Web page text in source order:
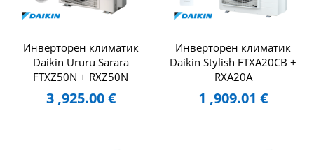
Инверторен климатик
Daikin Ururu Sarara
FTXZ50N + RXZ50N
3 ,925.00€
Инверторен климатик
Daikin Stylish FTXA20CB +
RXA20A
1 ,909.01€